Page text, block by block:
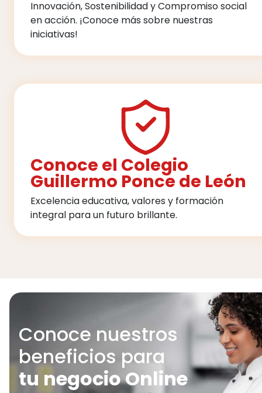
Innovación, Sostenibilidad y Compromiso social
en acción. ¡Conoce más sobre nuestras
iniciativas!
Conoce el Colegio
Guillermo Ponce de León
Excelencia educativa, valores y formación
integral para un futuro brillante.
Conoce nuestros
beneficios para
tu negocio Online